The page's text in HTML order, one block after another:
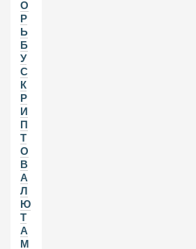
О
Р
Ь
Б
У
С
К
Р
И
П
Т
О
В
А
Л
Ю
Т
А
М